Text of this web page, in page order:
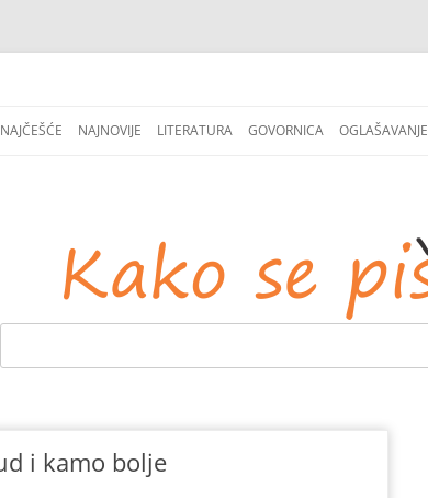
НА
NAJČEŠĆE NAJNOVIJE LITERATURA GOVORNICA OGLAŠAVANJE
i kamo bolje